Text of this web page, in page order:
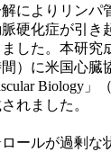
によりリンパ
硬化症が引き
した。本研究
）に米国心臓
Biology」
れました。
ールが過剰な